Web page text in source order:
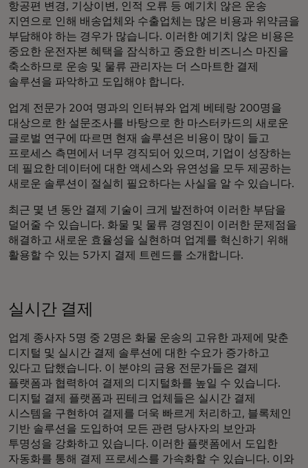
항공편 변경, 기상이변, 인적 오류 등 예기치 않은 운송
지연으로 인해 배송업체와 수출업체는 많은 비용과 위약금을
부담해야 하는 경우가 많습니다. 이러한 예기치 않은 비용은
중요한 운전자본 혜택을 잠식하고 중요한 비즈니스 마진을
축소하므로 운송 및 물류 관리자는 더 스마트한 결제
솔루션을 파악하고 도입해야 합니다.
업계 전문가 20여 명과의 인터뷰와 업계 베테랑 200명을
대상으로 한 설문조사를 바탕으로 한 마스터카드의 새로운
글로벌 연구에 따르면 현재 솔루션은 비용이 많이 들고
프로세스 측면에서 너무 경직되어 있으며, 기업이 성장하는
데 필요한 데이터에 대한 액세스와 유연성을 모두 제공하는
새로운 솔루션이 절실히 필요하다는 사실을 알 수 있습니다.
최근 몇 년 동안 결제 기술이 크게 발전하여 이러한 부담을
덜어줄 수 있습니다. 화물 및 물류 경영진이 이러한 문제점을
해결하고 새로운 효율성을 실현하며 업계를 혁신하기 위해
활용할 수 있는 5가지 결제 트렌드를 소개합니다.
실시간 결제
업계 종사자 5명 중 2명은 화물 운송의 고유한 과제에 맞춘
디지털 및 실시간 결제 솔루션에 대한 수요가 증가하고
있다고 답했습니다. 이 분야의 금융 전문가들은 결제
플랫폼과 협력하여 결제의 디지털화를 높일 수 있습니다.
디지털 결제 플랫폼과 핀테크 업체들은 실시간 결제
시스템을 구현하여 결제를 더욱 빠르게 처리하고, 블록체인
기반 솔루션을 도입하여 모든 관련 당사자의 보안과
투명성을 강화하고 있습니다. 이러한 플랫폼에서 도입한
자동화를 통해 결제 프로세스를 가속화할 수 있습니다. 이와